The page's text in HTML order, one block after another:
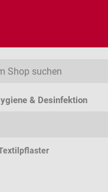
& Desinfektion